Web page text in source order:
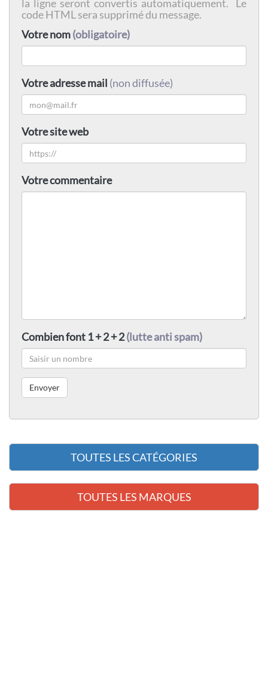
la ligne seront convertis automatiquement. Le
code HTML sera supprimé du message.
Votre nom(obligatoire)
Votre adresse mail (non diffusée)
Votre site web
Votre commentaire
Combien font 1 + 2 + 2(lutte anti spam)
TOUTES LES CATÉGORIES
TOUTES LES MARQUES